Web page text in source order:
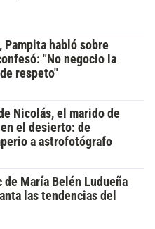
Pampita habló sobre
"No negocio la
respeto"
Nicolás, el marido de
el desierto: de
a astrofotógrafo
de María Belén Ludueña
las tendencias del